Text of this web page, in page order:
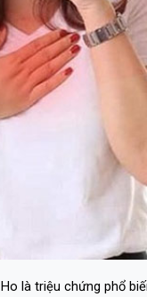
Ho là triệu chứng phổ